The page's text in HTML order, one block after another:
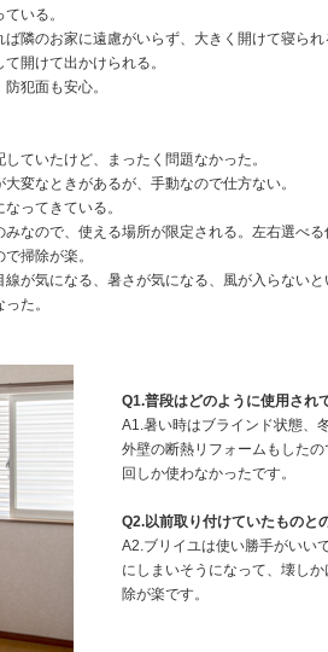
いる。
ば隣のお家に遠慮がいらず、大きく開けて寝られ
開けて出かけられる。
犯面も安心。
ていたけど、まったく問題なかった。
大変なときがあるが、手動なので仕方ない。
ってきている。
みなので、使える場所が限定される。左右選べる
掃除が楽。
線が気になる、暑さが気になる、風が入らないと
た。
Q1.普段はどのように使用され
A1.暑い時はブラインド状態、
外壁の断熱リフォームもした
回しか使わなかったです。
Q2.以前取り付けていたものと
A2.ブリイユは使い勝手がいい
にしまいそうになって、壊し
除が楽です。